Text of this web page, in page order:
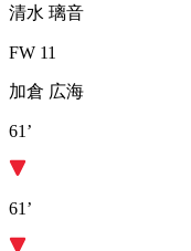
清水 璃音
FW 11
加倉 広海
61’
61’